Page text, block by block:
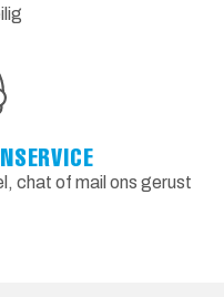
chat of mail ons gerust